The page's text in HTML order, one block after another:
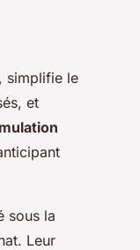
simplifie le
et
sous la
Leur